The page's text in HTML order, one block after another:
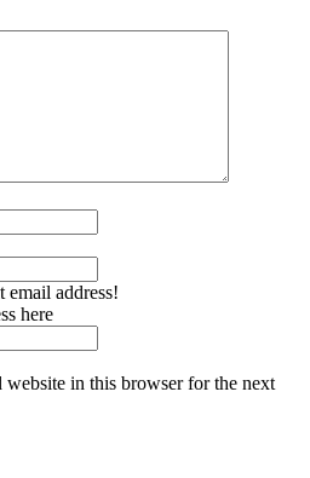
email address!
here
website in this browser for the next